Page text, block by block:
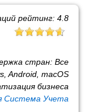
рейтинг: 4.8
стран: Все
Android, macOS
бизнеса
Система Учета